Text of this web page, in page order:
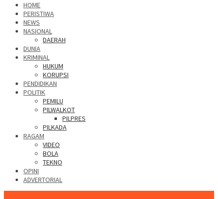
HOME
PERISTIWA
NEWS
NASIONAL
DAERAH
DUNIA
KRIMINAL
HUKUM
KORUPSI
PENDIDIKAN
POLITIK
PEMILU
PILWALKOT
PILPRES
PILKADA
RAGAM
VIDEO
BOLA
TEKNO
OPINI
ADVERTORIAL